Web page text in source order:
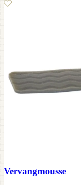
Vervangmousse